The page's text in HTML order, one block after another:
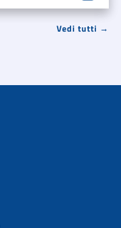
Vedi tutti →